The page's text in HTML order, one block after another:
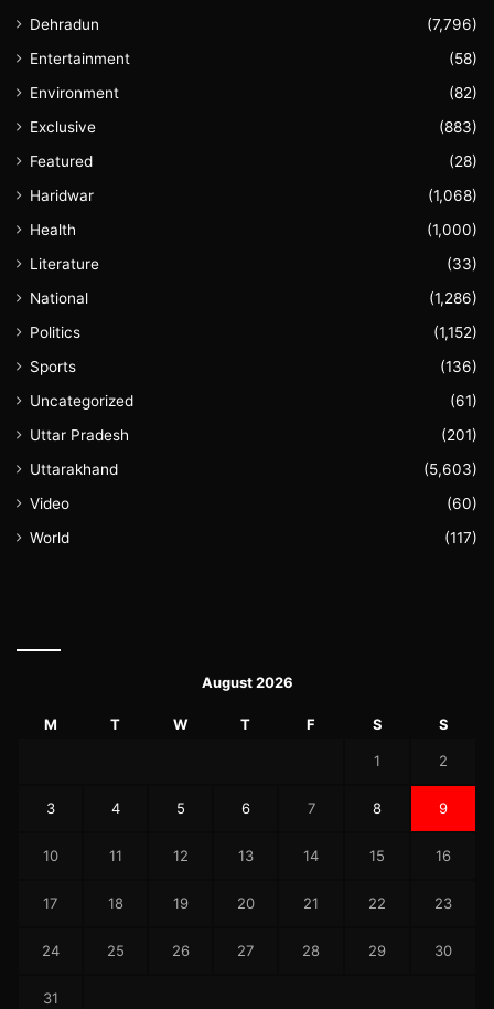
Dehradun
(7,796)
Entertainment
(58)
Environment
(82)
Exclusive
(883)
Featured
(28)
Haridwar
(1,068)
Health
(1,000)
Literature
(33)
National
(1,286)
Politics
(1,152)
Sports
(136)
Uncategorized
(61)
Uttar Pradesh
(201)
Uttarakhand
(5,603)
Video
(60)
World
(117)
August 2026
M T W T F S S
1 2
3 4 5 6 7 8 9
10 11 12 13 14 15 16
17 18 19 20 21 22 23
24 25 26 27 28 29 30
31